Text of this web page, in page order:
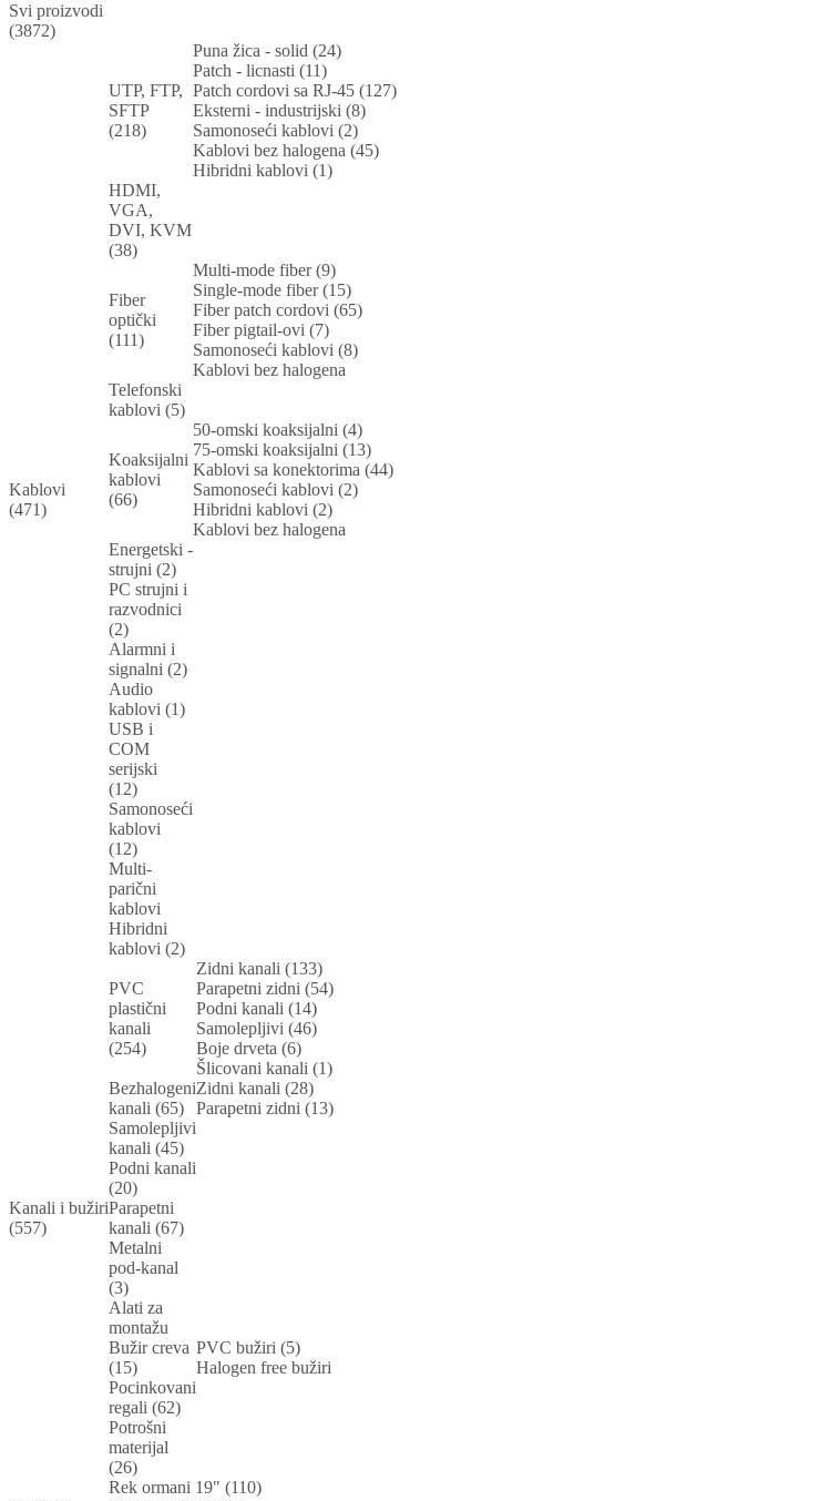
Svi proizvodi
(3872)
Kablovi
(471)
UTP, FTP,
SFTP
(218)
Puna žica - solid (24)
Patch - licnasti (11)
Patch cordovi sa RJ-45 (127)
Eksterni - industrijski (8)
Samonoseći kablovi (2)
Kablovi bez halogena (45)
Hibridni kablovi (1)
HDMI,
VGA,
DVI, KVM
(38)
Fiber
optički
(111)
Multi-mode fiber (9)
Single-mode fiber (15)
Fiber patch cordovi (65)
Fiber pigtail-ovi (7)
Samonoseći kablovi (8)
Kablovi bez halogena
Telefonski
kablovi (5)
Koaksijalni
kablovi
(66)
50-omski koaksijalni (4)
75-omski koaksijalni (13)
Kablovi sa konektorima (44)
Samonoseći kablovi (2)
Hibridni kablovi (2)
Kablovi bez halogena
Energetski -
strujni (2)
PC strujni i
razvodnici
(2)
Alarmni i
signalni (2)
Audio
kablovi (1)
USB i
COM
serijski
(12)
Samonoseći
kablovi
(12)
Multi-
parični
kablovi
Hibridni
kablovi (2)
Kanali i bužiri
(557)
PVC
plastični
kanali
(254)
Zidni kanali (133)
Parapetni zidni (54)
Podni kanali (14)
Samolepljivi (46)
Boje drveta (6)
Šlicovani kanali (1)
Bezhalogeni
kanali (65)
Zidni kanali (28)
Parapetni zidni (13)
Samolepljivi
kanali (45)
Podni kanali
(20)
Parapetni
kanali (67)
Metalni
pod-kanal
(3)
Alati za
montažu
Bužir creva
(15)
PVC bužiri (5)
Halogen free bužiri
Pocinkovani
regali (62)
Potrošni
materijal
(26)
Rek ormani 19" (110)